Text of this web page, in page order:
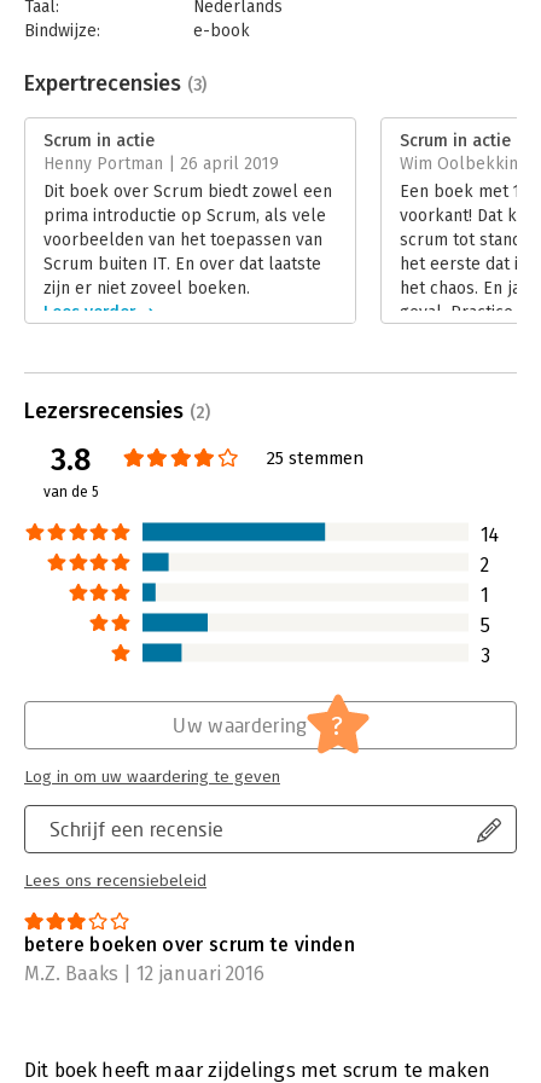
Taal:
Nederlands
Bindwijze:
e-book
Bestandsformaat:
epub
Uitgever:
Druk:
Verschijningsdatum:
8-6-2015
Hoofdrubriek: Projectmanagement
Expertrecensies (3)
Scrum in actie
Henny Portman | 26 april 2019
Dit boek over Scrum biedt zowel een
prima introductie op Scrum, als vele
voorbeelden van het toepassen van
Scrum buiten IT. En over dat laatste
zijn er niet zoveel boeken.
Lees verder
Scrum in actie
Wim Oolbekkink
Een boek met 10
voorkant! Dat
scrum tot stand
het eerste dat ik
het chaos. En ja
geval. Practice
Lezersrecensies (2)
3.8
van de 5
25 stemmen
14
2
1
5
3
Schrijf een recensie
Lees ons recensiebeleid
Uw waardering ?
Log in om uw waardering te geven
betere boeken over scrum te vinden
M.Z. Baaks | 12 januari 2016
Dit boek heeft maar zijdelings met scrum te maken